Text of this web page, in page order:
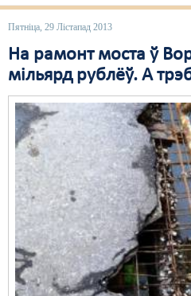
Пятніца, 29 Лістапад 2013
На рамонт моста ў
мільярд рублёў. А